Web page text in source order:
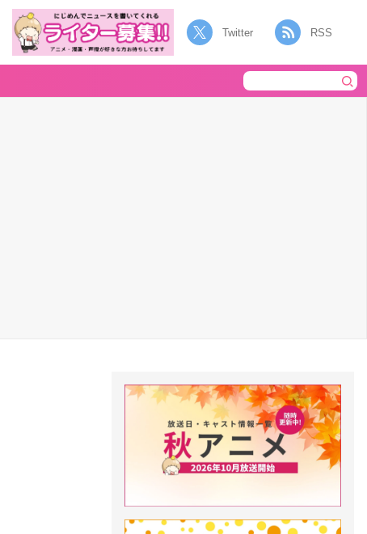
Twitter RSS